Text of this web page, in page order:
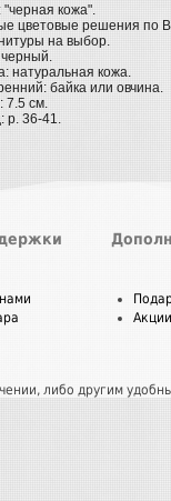
кожа".
цветовые решения по
на выбор.
натуральная кожа.
байка или овчина.
7.5 см.
36-41.
Акции
либо другим